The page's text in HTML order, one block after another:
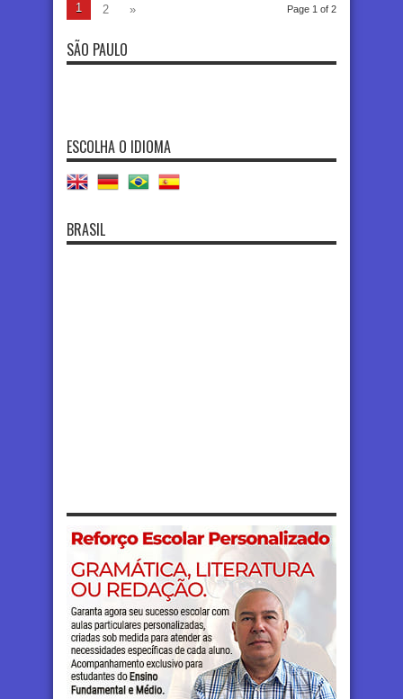
Page 1 of 2
1 2 »
SÃO PAULO
ESCOLHA O IDIOMA
BRASIL